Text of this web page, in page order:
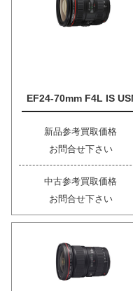
EF24-70mm F4L IS
新品参考買取価格
お問合せ下さい
中古参考買取価格
お問合せ下さい